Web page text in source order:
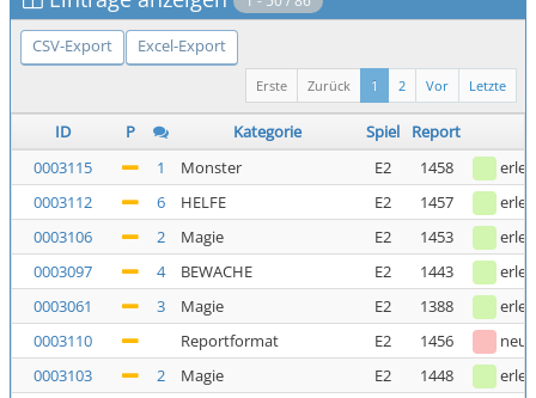
CSV-Export Excel-Export
Letzte
Vor
2
1
Zurück
Erste
ID P Kategorie Spiel
Report
0003115
1 Monster E2 1458
0003112
6 HELFE E2 1457
0003106
2 Magie E2 1453
0003097
4 BEWACHE E2 1443
0003061
3 Magie E2 1388
0003110
Reportformat E2 1456
neu
0003103
2 Magie E2 1448